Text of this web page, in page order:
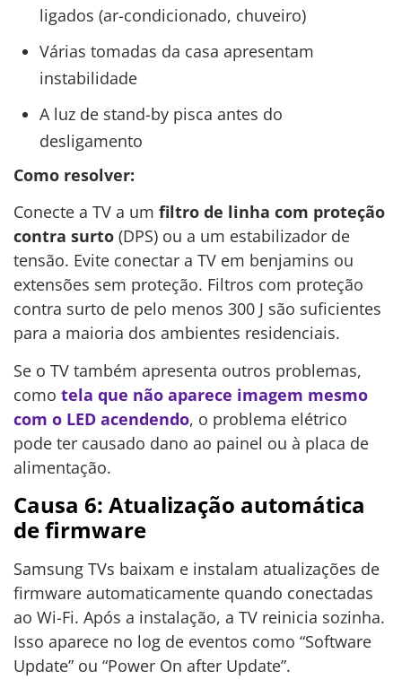
ligados (ar-condicionado, chuveiro)
Várias tomadas da casa apresentam
instabilidade
A luz de stand-by pisca antes do
desligamento
Como resolver:
Conecte a TV a um filtro de linha com proteção
contra surto (DPS) ou a um estabilizador de
tensão. Evite conectar a TV em benjamins ou
extensões sem proteção. Filtros com proteção
contra surto de pelo menos 300 J são suficientes
para a maioria dos ambientes residenciais.
Se o TV também apresenta outros problemas,
como tela que não aparece imagem mesmo
com o LED acendendo, o problema elétrico
pode ter causado dano ao painel ou à placa de
alimentação.
Causa 6: Atualização automática
de firmware
Samsung TVs baixam e instalam atualizações de
firmware automaticamente quando conectadas
ao Wi-Fi. Após a instalação, a TV reinicia sozinha.
Isso aparece no log de eventos como “Software
Update” ou “Power On after Update”.